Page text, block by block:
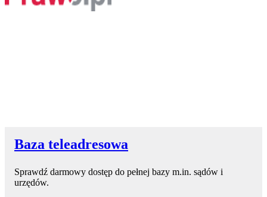
Baza teleadresowa
Sprawdź darmowy dostęp do pełnej bazy m.in. sądów i
urzędów.